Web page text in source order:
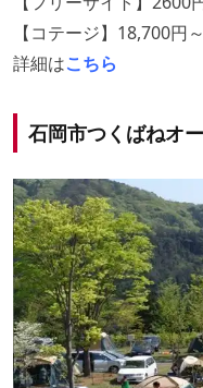
【コテージ】18,700円～
詳細はこちら
石岡市つくばねオ